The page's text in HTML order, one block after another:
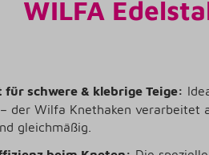
WILFA
für schwere & klebrige Teige:
der Wilfa Knethaken verarbeitet
gleichmäßig.